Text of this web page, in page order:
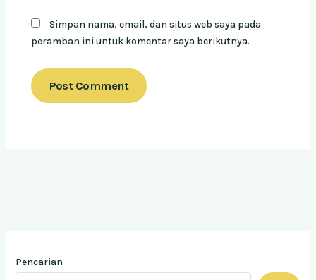
Simpan nama, email, dan situs web saya pada
peramban ini untuk komentar saya berikutnya.
Pencarian